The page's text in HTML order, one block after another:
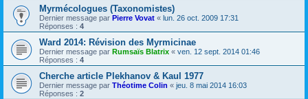
Myrmécologues (Taxonomistes)
Dernier message par Pierre Vovat « lun. 26 oct. 2009 17:31
Réponses : 4
Ward 2014: Révision des Myrmicinae
Dernier message par Rumsaïs Blatrix « ven. 12 sept. 2014 01:46
Réponses : 4
Cherche article Plekhanov & Kaul 1977
Dernier message par Théotime Colin « jeu. 8 mai 2014 16:03
Réponses : 2